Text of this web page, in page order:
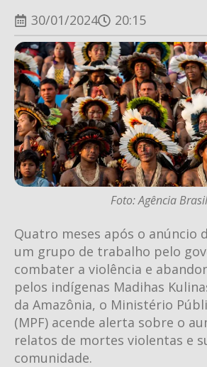
30/01/2024 20:15
Foto: Agência Brasil
Quatro meses após o anúncio
um grupo de trabalho pelo
combater a violência e
pelos indígenas Madihas
da Amazônia, o Ministério
(MPF) acende alerta sobre o
relatos de mortes violentas e
comunidade.